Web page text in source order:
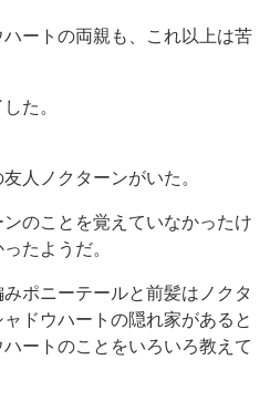
ートの両親も、これ以上は苦
た。
人ノクターンがいた。
のことを覚えていなかったけ
たようだ。
ポニーテールと前髪はノクタ
ドウハートの隠れ家があると
ートのことをいろいろ教えて